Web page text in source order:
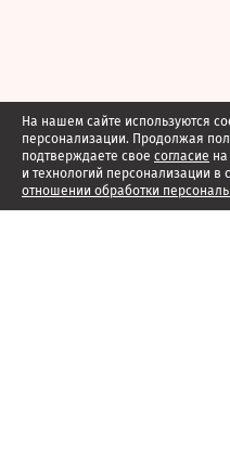
На нашем сайте используются
персонализации. Продолжая
подтверждаете свое согласие
и технологий персонализации в
отношении обработки